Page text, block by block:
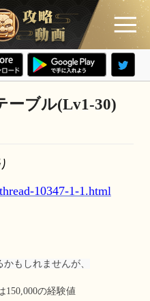
ーブル(Lv1-30)
10347-1-1.html
もしれませんが、
の経験値